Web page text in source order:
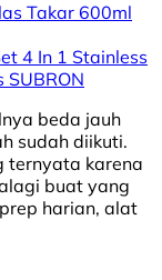
Takar 600ml
4 In 1 Stainless
SUBRON
beda jauh
sudah diikuti.
ternyata karena
buat yang
harian, alat